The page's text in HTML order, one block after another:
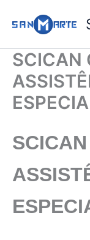
para
conteúdo
SCICAN